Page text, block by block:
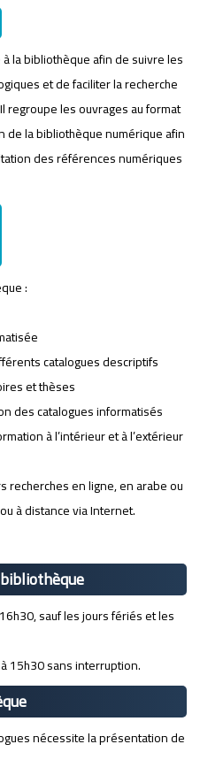
la bibliothèque afin de suivre les
et de faciliter la recherche
les ouvrages au format
de la bibliothèque numérique afin
des références numériques
:
catalogues descriptifs
et thèses
des catalogues informatisés
à l’intérieur et à l’extérieur
recherches en ligne, en arabe ou
à distance via Internet.
sauf les jours fériés et les
15h30 sans interruption.
nécessite la présentation de